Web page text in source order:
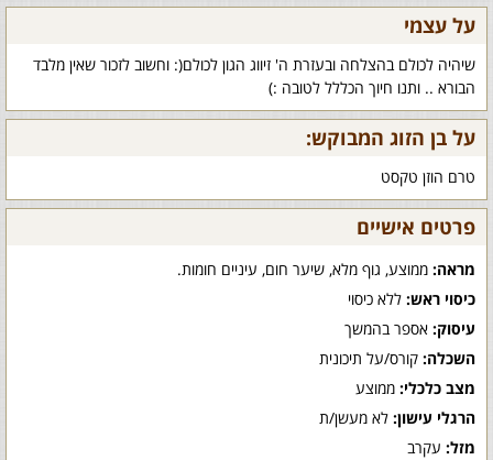
על עצמי
שיהיה לכולם בהצלחה ובעזרת ה' זיווג הגון לכולם(: וחשוב לזכור שאין מלבד
הבורא .. ותנו חיוך הכללל לטובה :)
על בן הזוג המבוקש:
טרם הוזן טקסט
פרטים אישיים
מראה: ממוצע, גוף מלא, שיער חום, עיניים חומות.
כיסוי ראש: ללא כיסוי
עיסוק: אספר בהמשך
השכלה: קורס/על תיכונית
מצב כלכלי: ממוצע
הרגלי עישון: לא מעשן/ת
מזל: עקרב